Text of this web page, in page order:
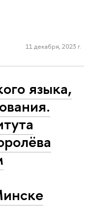
11 декабря, 2023 г.
языка,